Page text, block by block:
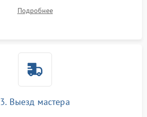
Подробнее
3. Выезд мастера